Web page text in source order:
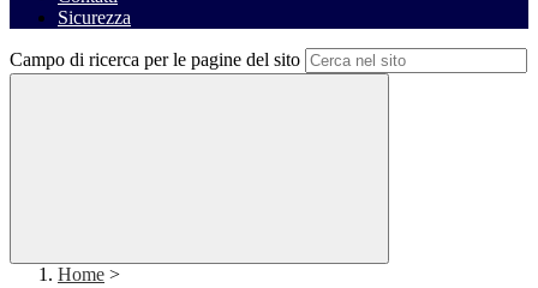
Sicurezza
Campo di ricerca per le pagine del sito
Home >